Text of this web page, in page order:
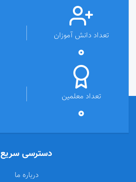
تعداد دانش آموزان
0
تعداد معلمین
0
دسترسی سریع
درباره ما